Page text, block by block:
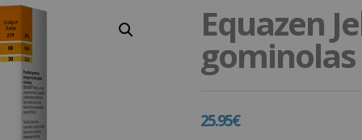
Equazen
gominolas
25.95€